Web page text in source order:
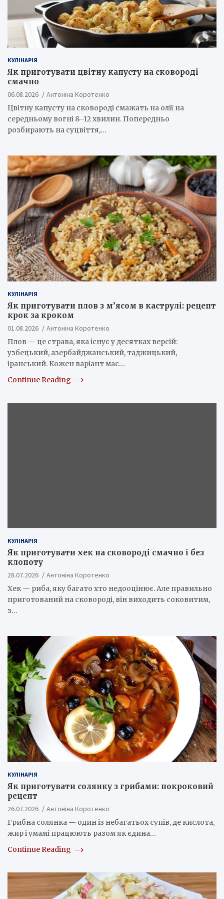
КУЛІНАРІЯ
Як приготувати цвітну капусту на сковороді
смачно
06.08.2026
Антоніна Коротенко
Цвітну капусту на сковороді смажать на олії на
середньому вогні 8–12 хвилин. Попередньо
розбирають на суцвіття,…
КУЛІНАРІЯ
Як приготувати плов з м’ясом в каструлі: рецепт
крок за кроком
01.08.2026
Антоніна Коротенко
Плов — це страва, яка існує у десятках версій:
узбецький, азербайджанський, таджицький,
іранський. Кожен варіант має…
Continue Reading
КУЛІНАРІЯ
Як приготувати хек на сковороді смачно і без
клопоту
28.07.2026
Антоніна Коротенко
Хек — риба, яку багато хто недооцінює. Але правильно
приготований на сковороді, він виходить соковитим,
з…
КУЛІНАРІЯ
Як приготувати солянку з грибами: покроковий
рецепт
26.07.2026
Антоніна Коротенко
Грибна солянка — один із небагатьох супів, де кислота,
жир і умамі працюють разом як єдина…
Continue Reading